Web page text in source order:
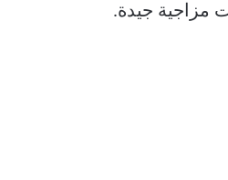
مزاجية جيدة.